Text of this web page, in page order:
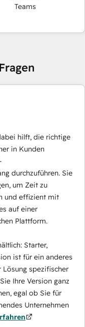
Teams
hilft, die richtige
in Kunden
durchzuführen. Sie
um Zeit zu
und effizient mit
auf einer
Plattform.
Starter,
ist für ein anderes
Lösung spezifischer
Ihre Version ganz
egal ob Sie für
Unternehmen